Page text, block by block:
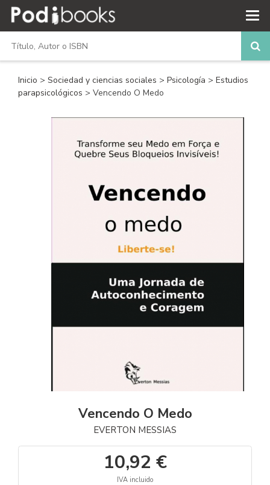
Inicio > Sociedad y ciencias sociales > Psicología > Estudios
parapsicológicos > Vencendo O Medo
Vencendo O Medo
EVERTON MESSIAS
10,92 €
IVA incluido